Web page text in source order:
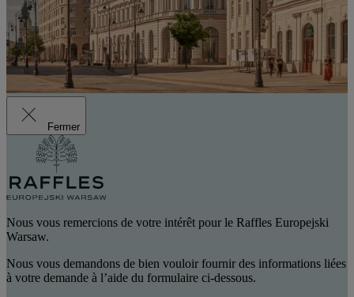
Fermer
Nous vous remercions de votre intérêt pour le Raffles Europejski
Warsaw.
Nous vous demandons de bien vouloir fournir des informations liées
à votre demande à l’aide du formulaire ci-dessous.